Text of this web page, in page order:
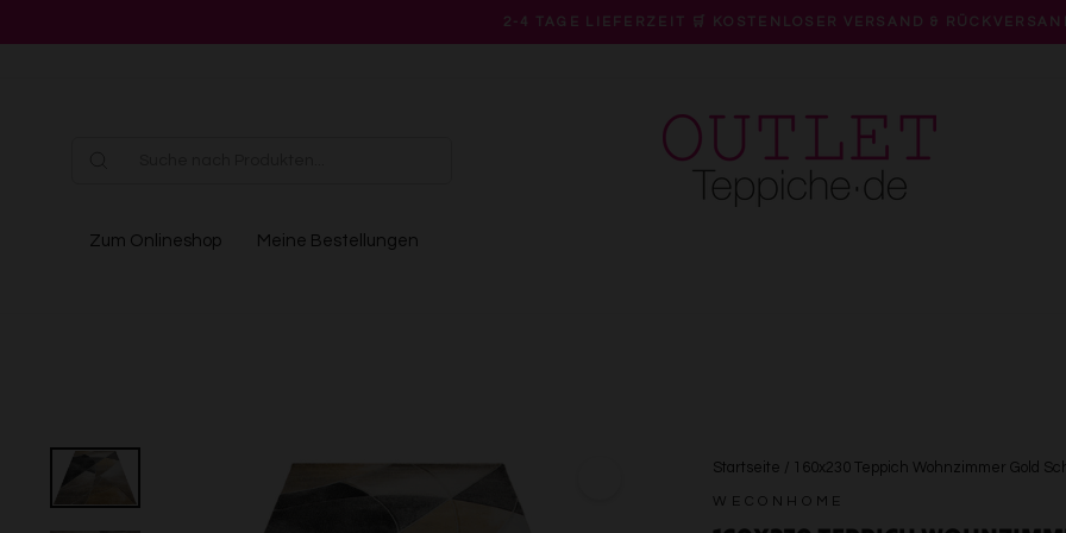
Pause
2-4 TAGE LIEFERZEIT 🛒 KOSTENLOSER VERSAND &
Zum Onlineshop Meine Bestellungen
Startseite / 160x230 Teppich Wohnzimmer Gold
WECONHOME